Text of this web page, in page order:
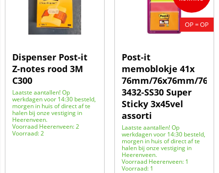
Dispenser Post-it
Z-notes rood 3M
C300
Laatste aantallen! Op
werkdagen voor 14:30 besteld,
morgen in huis of direct af te
halen bij onze vestiging in
Heerenveen.
Voorraad Heerenveen: 2
Voorraad: 2
OP = OP
Post-it
memoblokje 41x
76mm/76x76mm/
3432-SS30 Super
Sticky 3x45vel
assorti
Laatste aantallen! Op
werkdagen voor 14:30 besteld,
morgen in huis of direct af te
halen bij onze vestiging in
Heerenveen.
Voorraad Heerenveen: 1
Voorraad: 1